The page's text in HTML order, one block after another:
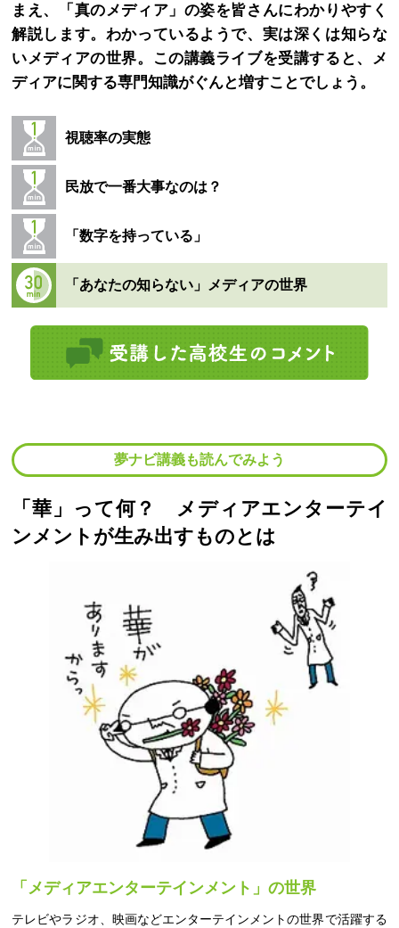
まえ、「真のメディア」の姿を皆さんにわかりやすく
解説します。わかっているようで、実は深くは知らな
いメディアの世界。この講義ライブを受講すると、メ
ディアに関する専門知識がぐんと増すことでしょう。
視聴率の実態
民放で一番大事なのは？
「数字を持っている」
「あなたの知らない」メディアの世界
夢ナビ講義も読んでみよう
「華」って何？ メディアエンターテイ
ンメントが生み出すものとは
「メディアエンターテインメント」の世界
テレビやラジオ、映画などエンターテインメントの世界で活躍する